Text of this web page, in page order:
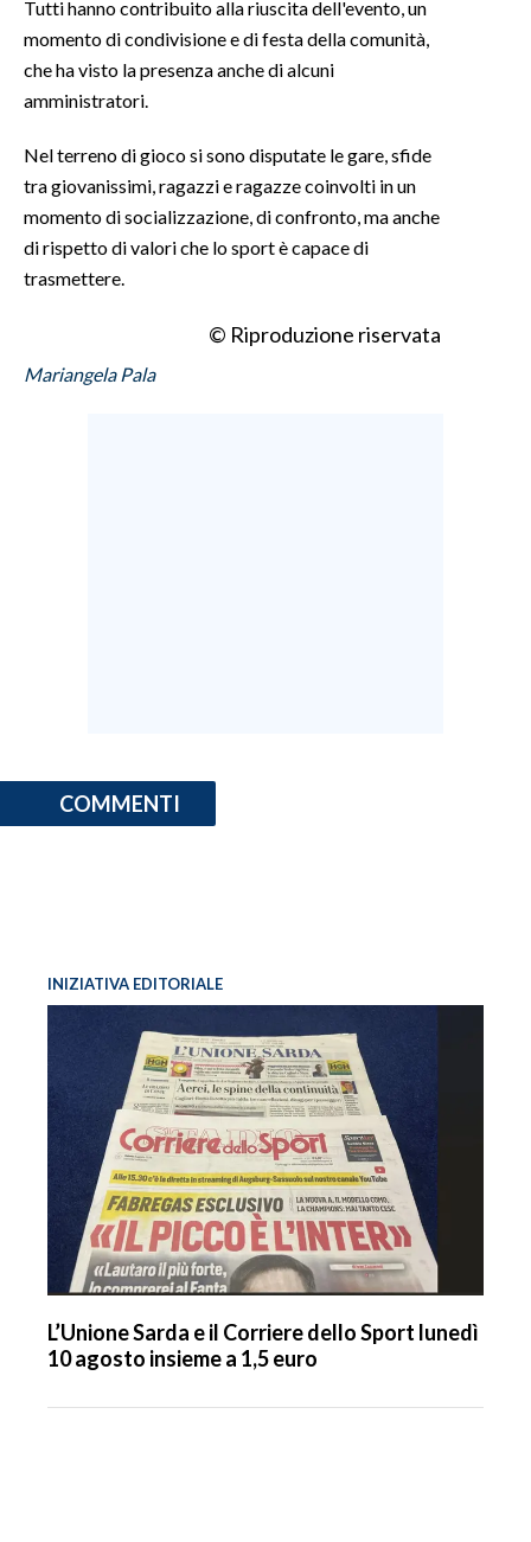
ABBONATI
ANNUNCI
NECROLOGI
SPIAGGE
STORE
Tutti hanno contribuito alla riuscita dell'evento, un
momento di condivisione e di festa della comunità,
che ha visto la presenza anche di alcuni
amministratori.
Nel terreno di gioco si sono disputate le gare, sfide
tra giovanissimi, ragazzi e ragazze coinvolti in un
momento di socializzazione, di confronto, ma anche
di rispetto di valori che lo sport è capace di
trasmettere.
© Riproduzione riservata
Mariangela Pala
COMMENTI
INIZIATIVA EDITORIALE
L’Unione Sarda e il Corriere dello Sport lunedì
10 agosto insieme a 1,5 euro